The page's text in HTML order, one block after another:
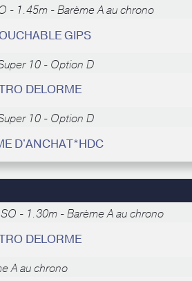
- 1.45m - Barème A au chrono
GIPS
10 - Option D
DELORME
10 - Option D
D'ANCHAT*HDC
SO - 1.30m - Barème A au chrono
DELORME
A au chrono